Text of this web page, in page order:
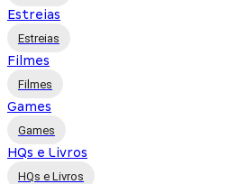
Estreias
Estreias
Filmes
Filmes
Games
Games
HQs e Livros
HQs e Livros